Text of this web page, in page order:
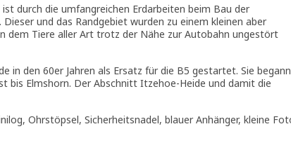
durch die umfangreichen Erdarbeiten beim Bau der
und das Randgebiet wurden zu einem kleinen aber
dem Tiere aller Art trotz der Nähe zur Autobahn ungestört
in den 60er Jahren als Ersatz für die B5 gestartet. Sie
bis Elmshorn. Der Abschnitt Itzehoe-Heide und damit die
Ohrstöpsel, Sicherheitsnadel, blauer Anhänger, kleine